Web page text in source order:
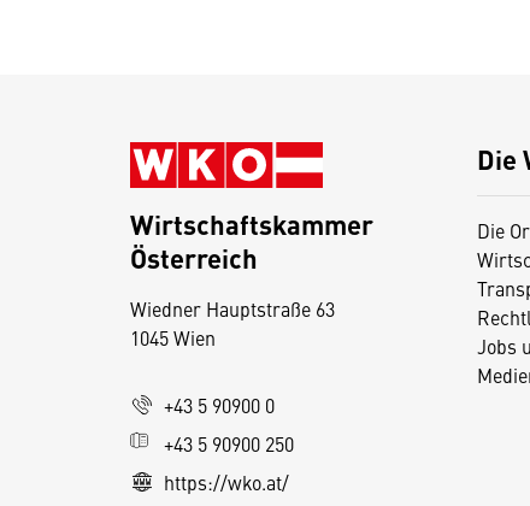
Die
Die
Jobs
Wirtschaftskammer
Österreich
Wiedner Hauptstraße 63
1045 Wien
+43 5 90900 0
+43 5 90900 250
https://wko.at/